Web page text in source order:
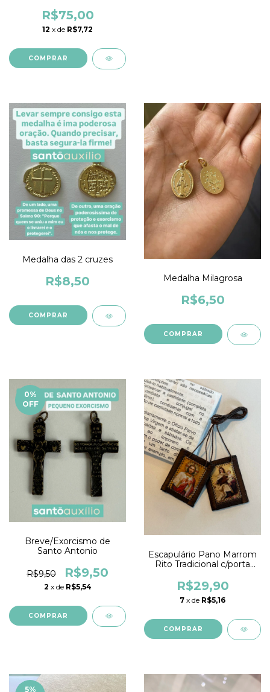
R$75,00
12 x de R$7,72
Medalha das 2 cruzes
R$8,50 Medalha Milagrosa
R$6,50
0%
OFF
Breve/Exorcismo de
Santo Antonio
R$9,50 R$9,50
2 x de R$5,54
Escapulário Pano Marrom
Rito Tradicional c/porta
R$29,90
7 x de R$5,16
5%